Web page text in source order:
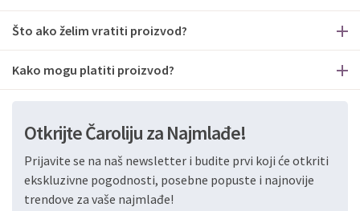
Što ako želim vratiti proizvod?
Kako mogu platiti proizvod?
Otkrijte Čaroliju za Najmlađe!
Prijavite se na naš newsletter i budite prvi koji će otkriti
ekskluzivne pogodnosti, posebne popuste i najnovije
trendove za vaše najmlađe!